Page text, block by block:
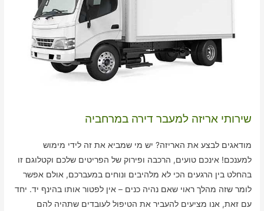
שירותי אריזה למעבר דירה במרחביה
מודאגים לבצע את האריזה? יש מי שמביא את זה לידי מימוש
למענכם! אינכם טועים, הרכבה ופירוק של הפריטים שלכם וקטלוגם זו
בהחלט בין הרגעים הכי לא מלהיבים ונוחים במעברכם, אולם אפשר
לומר שזה מהלך ראוי שאם נהיה כנים – אין לפטור אותו בהינף יד. יחד
עם זאת, אנו מציעים להעביר את הטיפול לעובדים שתהיה להם